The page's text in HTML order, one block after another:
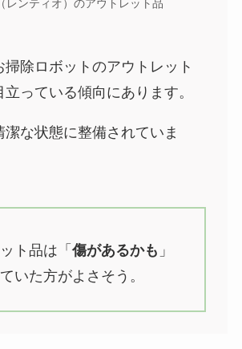
レンティオ）のアウトレット品
掃除ロボットのアウトレット
っている傾向にあります。
潔な状態に整備されていま
ト品は「 傷があるかも 」
いた方がよさそう。